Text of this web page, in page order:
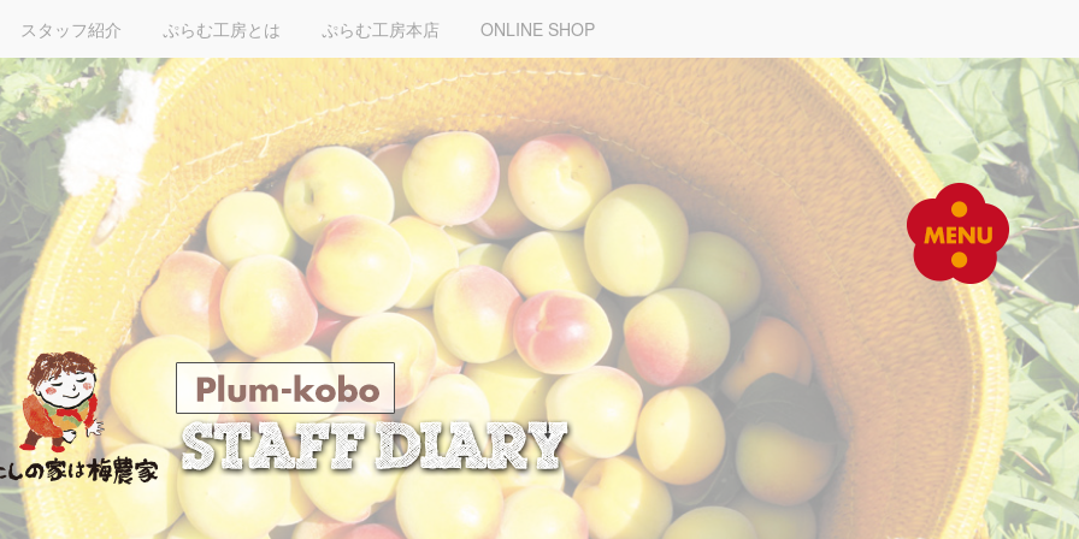
スタッフ紹介 ぷらむ工房とは ぷらむ工房本店 ONLINE SHOP